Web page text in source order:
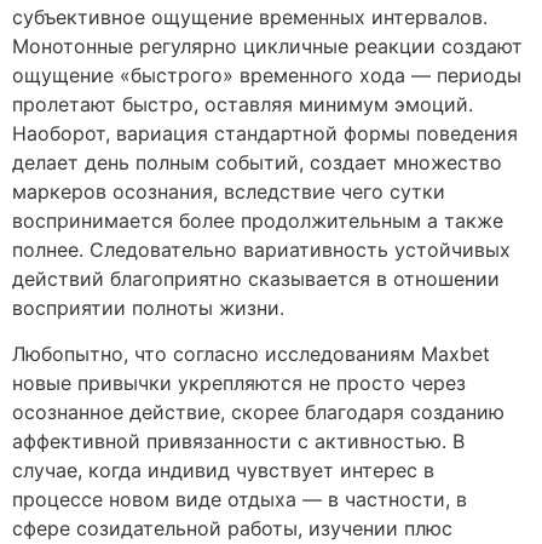
субъективное ощущение временных интервалов.
Монотонные регулярно цикличные реакции создают
ощущение «быстрого» временного хода — периоды
пролетают быстро, оставляя минимум эмоций.
Наоборот, вариация стандартной формы поведения
делает день полным событий, создает множество
маркеров осознания, вследствие чего сутки
воспринимается более продолжительным а также
полнее. Следовательно вариативность устойчивых
действий благоприятно сказывается в отношении
восприятии полноты жизни.
Любопытно, что согласно исследованиям Maxbet
новые привычки укрепляются не просто через
осознанное действие, скорее благодаря созданию
аффективной привязанности с активностью. В
случае, когда индивид чувствует интерес в
процессе новом виде отдыха — в частности, в
сфере созидательной работы, изучении плюс